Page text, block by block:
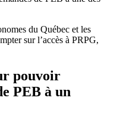
du Québec et les
sur l’accès à PRPG,
pouvoir
PEB à un